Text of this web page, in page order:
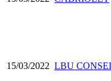
15/03/2022 LBU